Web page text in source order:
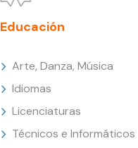
Educación
Arte, Danza, Música
Idiomas
Licenciaturas
Técnicos e Informáticos